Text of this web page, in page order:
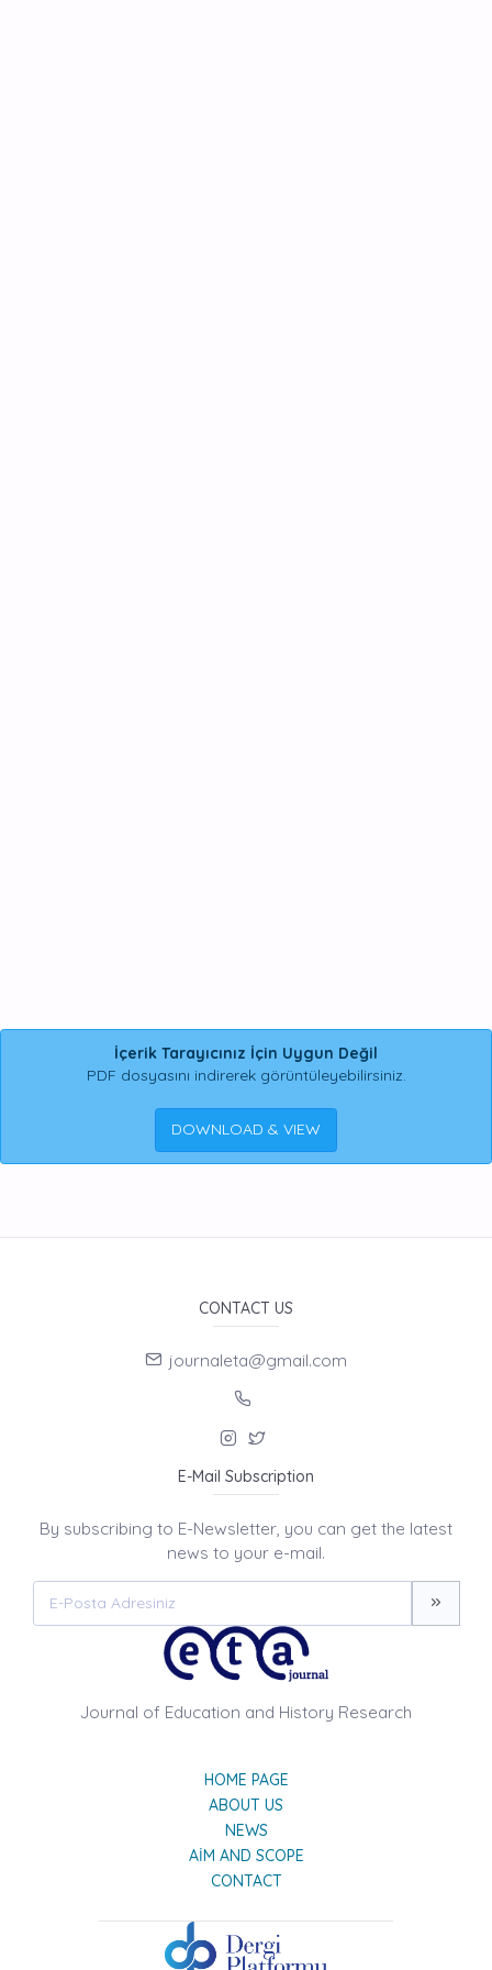
İçerik Tarayıcınız İçin Uygun Değil
PDF dosyasını indirerek görüntüleyebilirsiniz.
DOWNLOAD & VIEW
CONTACT US
journaleta@gmail.com
E-Mail Subscription
By subscribing to E-Newsletter, you can get the latest
news to your e-mail.
Journal of Education and History Research
HOME PAGE
ABOUT US
NEWS
AIM AND SCOPE
CONTACT